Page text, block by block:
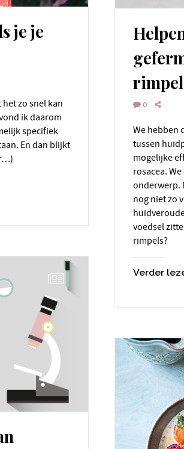
je je
ik daarom
specifiek
En dan blijkt
0
We hebben de laatste tijd veel aandacht besteed aan de relatie
tussen
mogelijke
rosacea.
onderwerp.
nog niet zo
voedsel
rimpels?
Verder